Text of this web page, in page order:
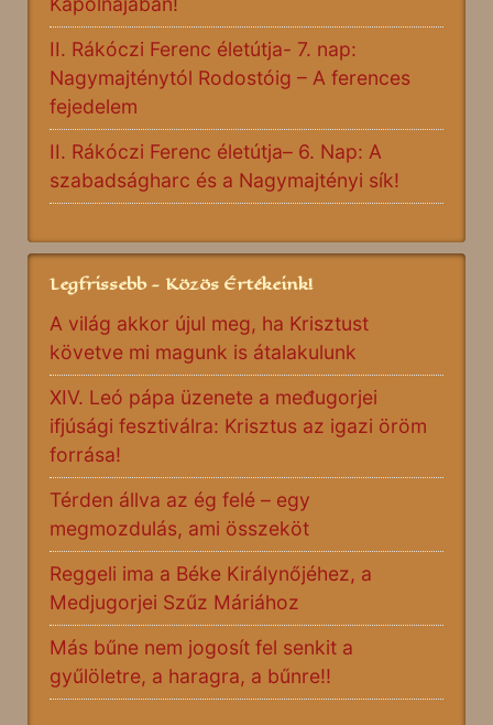
II. Rákóczi Ferenc életútja- 7. nap:
Nagymajténytól Rodostóig – A ferences
fejedelem
II. Rákóczi Ferenc életútja– 6. Nap: A
szabadságharc és a Nagymajtényi sík!
Legfrissebb - Közös Értékeink!
A világ akkor újul meg, ha Krisztust
követve mi magunk is átalakulunk
XIV. Leó pápa üzenete a međugorjei
ifjúsági fesztiválra: Krisztus az igazi öröm
forrása!
Térden állva az ég felé – egy
megmozdulás, ami összeköt
Reggeli ima a Béke Királynőjéhez, a
Medjugorjei Szűz Máriához
Más bűne nem jogosít fel senkit a
gyűlöletre, a haragra, a bűnre!!